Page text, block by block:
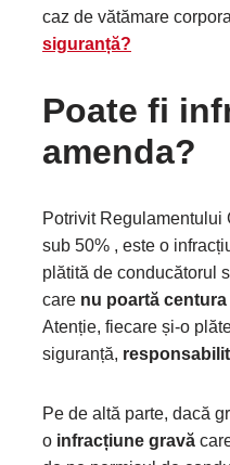
caz de vătămare
siguranță?
Poate fi i
amenda?
Potrivit
sub 50% , este o
plătită de conducătorul
care nu poartă
Atenție, fiecare și-o
siguranță,
Pe de altă parte, dacă
o infracțiune gravă